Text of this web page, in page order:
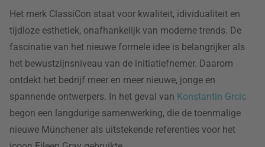
Het merk ClassiCon staat voor kwaliteit, idividualiteit en
tijdloze esthetiek, onafhankelijk van moderne trends. De
fascinatie van het nieuwe formele idee is belangrijker als
het bewustzijnsniveau van de initiatiefnemer. Daarom
ontdekt het bedrijf meer en meer nieuwe, jonge en
spannende ontwerpers. In het geval van Konstantin Grcic
begon een langdurige samenwerking, die de toenmalige
nieuwe Münchener als uitstekende referenties voor het